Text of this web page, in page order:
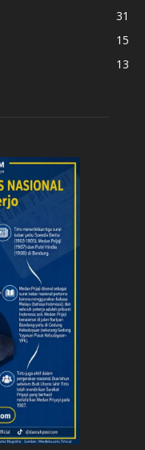
31
15
13